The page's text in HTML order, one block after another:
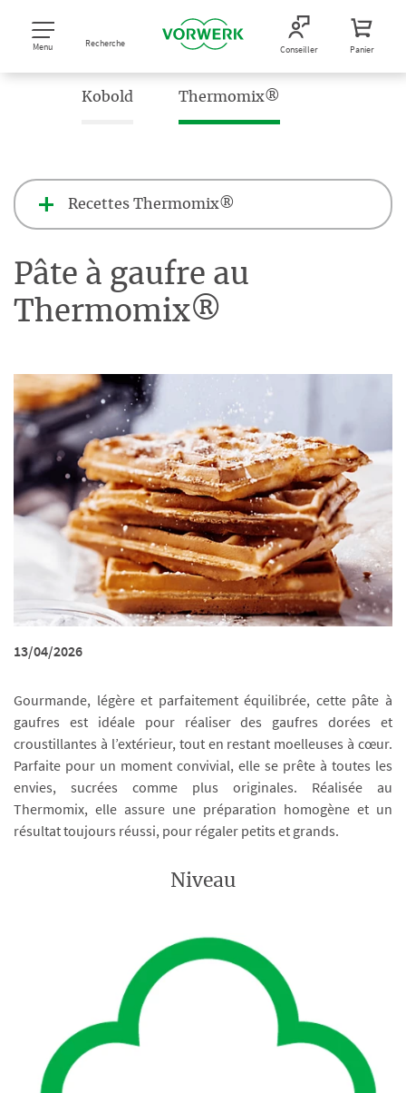
Menu Recherche Conseiller Panier
Kobold Thermomix®
Recettes Thermomix®
Pâte à gaufre au
Thermomix®
13/04/2026
Gourmande, légère et parfaitement équilibrée, cette pâte à
gaufres est idéale pour réaliser des gaufres dorées et
croustillantes à l’extérieur, tout en restant moelleuses à cœur.
Parfaite pour un moment convivial, elle se prête à toutes les
envies, sucrées comme plus originales. Réalisée au
Thermomix, elle assure une préparation homogène et un
résultat toujours réussi, pour régaler petits et grands.
Niveau